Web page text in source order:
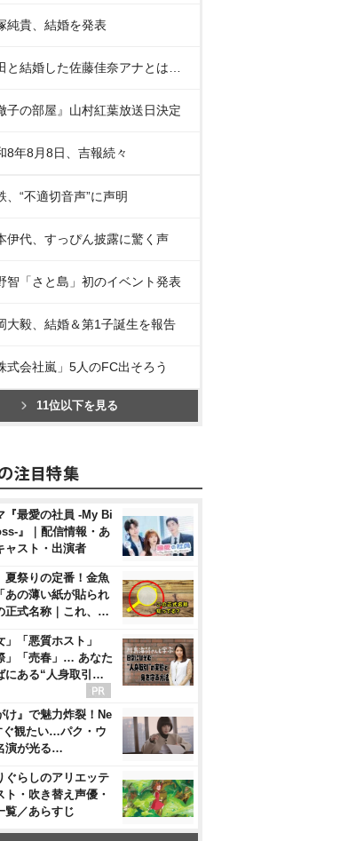
純貴、結婚を発表
と結婚した佐藤佳奈アナとは…
子の部屋』山村紅葉放送日決定
8年8月8日、吉報続々
、“不適切音声”に声明
伊代、すっぴん披露に驚く声
智「さと島」初のイベント発表
大毅、結婚＆第1子誕生を報告
式会社嵐」5人のFC出そろう
11位以下を見る
『最愛の社員 -My Bi
』｜配信情報・あ
ャスト・出演者
夏祭りの定番！金魚
あの薄い紙が貼られ
正式名称｜これ、…
」「悪質ホスト」
」「売春」… あなた
にある“人身取引…
け』で魅力炸裂！Ne
観たい…パク・ウ
演が光る…
ぐらしのアリエッテ
ト・吹き替え声優・
覧／あらすじ